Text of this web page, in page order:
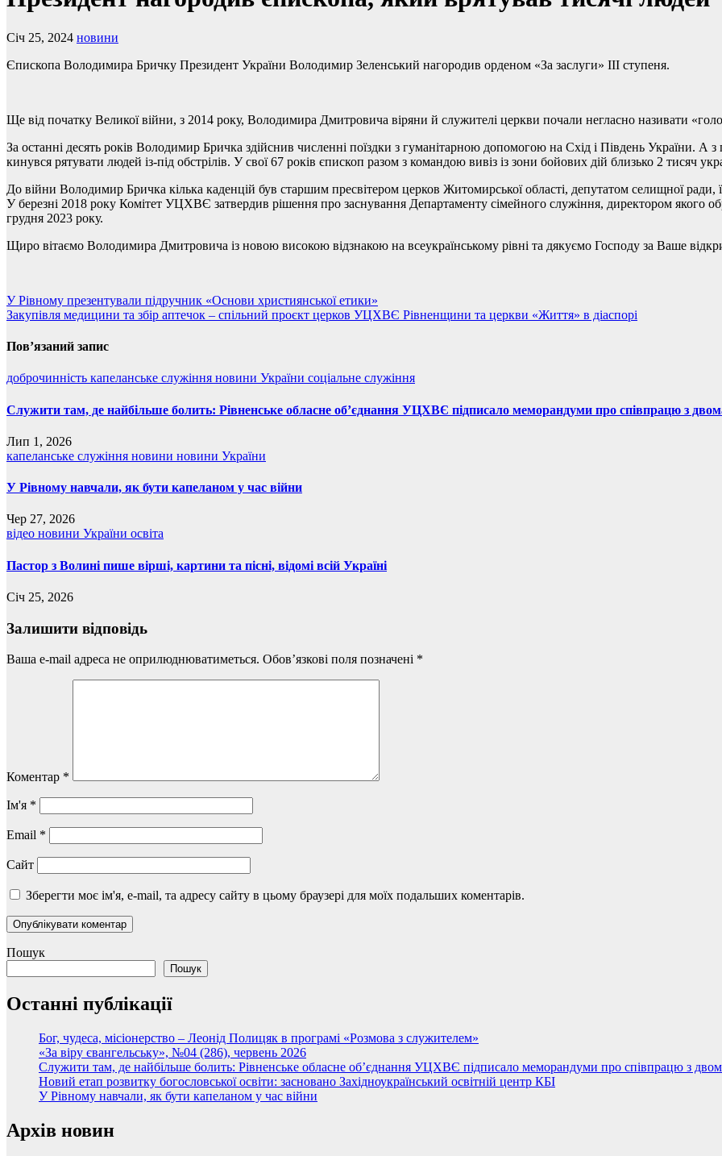
Січ 25, 2024 новини
Єпископа Володимира Бричку Президент України Володимир Зеленський нагородив орденом «За заслуги» ІІІ ступеня.
Ще від початку Великої війни, з 2014 року, Володимира Дмитровича віряни й служителі церкви почали негласно називати
За останні десять років Володимир Бричка здійснив численні поїздки з гуманітарною допомогою на Схід і Південь України.
кинувся рятувати людей із-під обстрілів. У свої 67 років єпископ разом з командою вивіз із зони бойових дій близько 2 тисяч
До війни Володимир Бричка кілька каденцій був старшим пресвітером церков Житомирської області, депутатом селищної ради,
У березні 2018 року Комітет УЦХВЄ затвердив рішення про заснування Департаменту сімейного служіння, директором якого
грудня 2023 року.
Щиро вітаємо Володимира Дмитровича із новою високою відзнакою на всеукраїнському рівні та дякуємо Господу за Ваше
Навігація
записів
У Рівному презентували підручник «Основи християнської етики»
Закупівля медицини та збір аптечок – спільний проєкт церков УЦХВЄ Рівненщини та церкви «Життя» в діаспорі
Пов’язаний запис
доброчинність капеланське служіння новини України соціальне служіння
Служити там, де найбільше болить: Рівненське обласне об’єднання УЦХВЄ підписало меморандуми про співпрацю з
Лип 1, 2026
капеланське служіння новини новини України
У Рівному навчали, як бути капеланом у час війни
Чер 27, 2026
відео новини України освіта
Пастор з Волині пише вірші, картини та пісні, відомі всій Україні
Січ 25, 2026
Залишити відповідь
Ваша e-mail адреса не оприлюднюватиметься. Обов’язкові поля позначені *
Коментар *
Ім'я *
Email *
Сайт
Зберегти моє ім'я, e-mail, та адресу сайту в цьому браузері для моїх подальших коментарів.
Пошук
Пошук
Останні публікації
Бог, чудеса, місіонерство – Леонід Полицяк в програмі «Розмова з служителем»
«За віру євангельську», №04 (286), червень 2026
Служити там, де найбільше болить: Рівненське обласне об’єднання УЦХВЄ підписало меморандуми про співпрацю з
Новий етап розвитку богословської освіти: засновано Західноукраїнський освітній центр КБІ
У Рівному навчали, як бути капеланом у час війни
Архів новин